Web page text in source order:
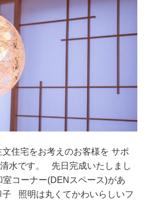
住宅をお考えのお客様を サポ
水です。 先日完成いたしまし
コーナー(DENスペース)があ
子 照明は丸くてかわいらしいフ